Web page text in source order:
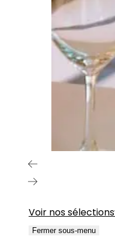
Voir nos sélections
Fermer sous-menu